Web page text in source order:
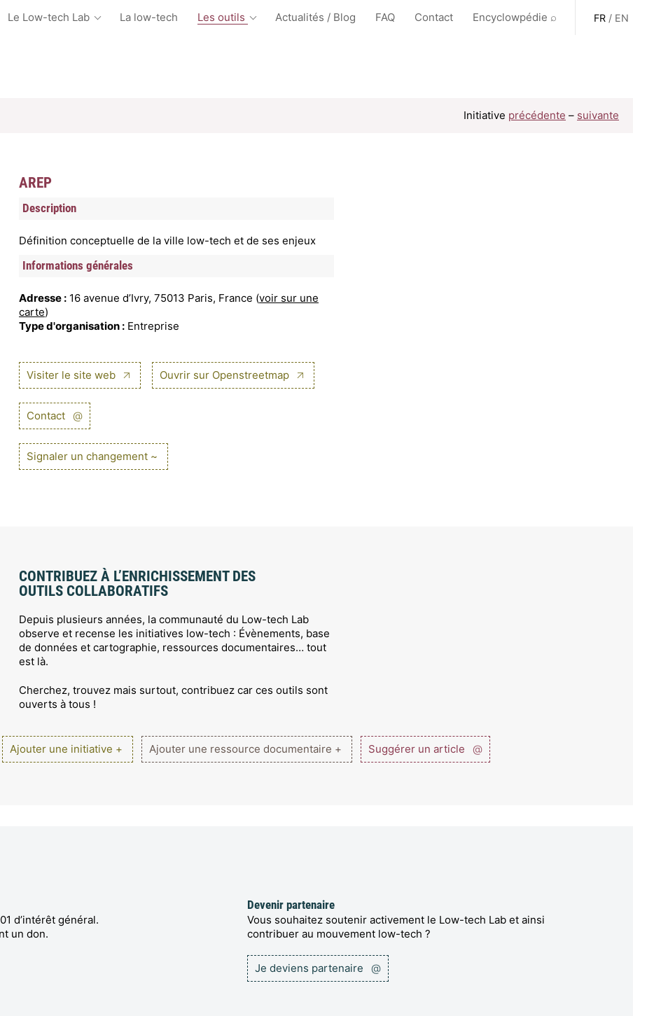
Le Low-tech Lab La low-tech Les outils Actualités / Blog FAQ Contact Encyclowpédie ⌕ FR / EN
Initiative précédente – suivante
AREP
Description
Définition conceptuelle de la ville low-tech et de ses enjeux
Informations générales
Adresse : 16 avenue d’Ivry, 75013 Paris, France (voir sur une
carte)
Type d'organisation : Entreprise
Visiter le site web Ouvrir sur Openstreetmap
Contact @
Signaler un changement ~
CONTRIBUEZ À L’ENRICHISSEMENT DES
OUTILS COLLABORATIFS
Depuis plusieurs années, la communauté du Low-tech Lab
observe et recense les initiatives low-tech : Évènements, base
de données et cartographie, ressources documentaires… tout
est là.
Cherchez, trouvez mais surtout, contribuez car ces outils sont
ouverts à tous !
Ajouter une initiative + Ajouter une ressource documentaire + Suggérer un article @
d’intérêt général.
un don.
Devenir partenaire
Vous souhaitez soutenir activement le Low-tech Lab et ainsi
contribuer au mouvement low-tech ?
Je deviens partenaire @